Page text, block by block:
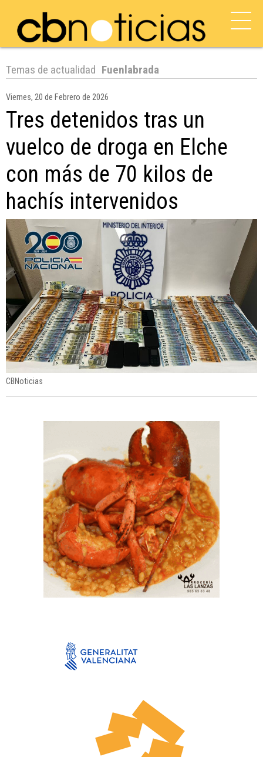
Temas de actualidad Fuenlabrada
Viernes, 20 de Febrero de 2026
Tres detenidos tras un
vuelco de droga en Elche
con más de 70 kilos de
hachís intervenidos
CBNoticias